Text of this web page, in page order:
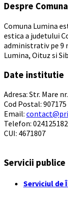
Despre
Comuna Lumina
estica a judetului
administrativ pe 9
Lumina, Oituz si
Date institutie
Adresa: Str. Mare
Cod Postal: 907175
Email:
Telefon:
CUI: 4671807
Servicii publice
Serviciul de